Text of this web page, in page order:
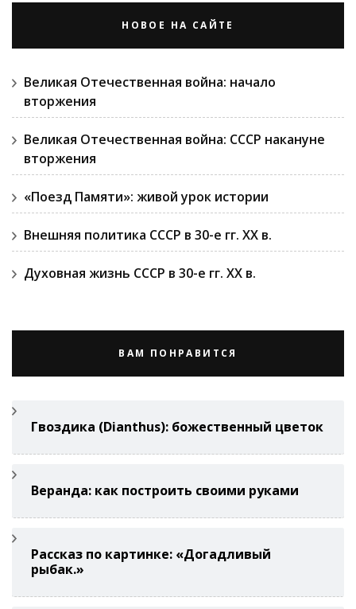
НОВОЕ НА САЙТЕ
Великая Отечественная война: начало
вторжения
Великая Отечественная война: СССР накануне
вторжения
«Поезд Памяти»: живой урок истории
Внешняя политика СССР в 30-е гг. ХХ в.
Духовная жизнь СССР в 30-е гг. ХХ в.
ВАМ ПОНРАВИТСЯ
Гвоздикa (Di­anthus): божественный цветок
Веранда: как построить своими руками
Рассказ по картинке: «Догадливый
рыбак.»